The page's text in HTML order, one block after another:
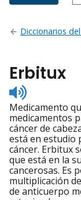
Diccionarios
Erbitux
Listen
to
Medicamento
medicamentos
cáncer de
está en estudio
cáncer. Erbitux
que está en la
cancerosas. Es
multiplicación
de anticuerpo